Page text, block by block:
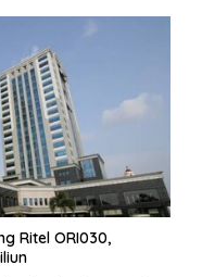
Ritel ORI030,